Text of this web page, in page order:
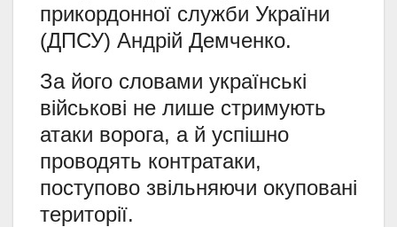
прикордонної служби України
(ДПСУ) Андрій Демченко.
За його словами українські
військові не лише стримують
атаки ворога, а й успішно
проводять контратаки,
поступово звільняючи окуповані
території.